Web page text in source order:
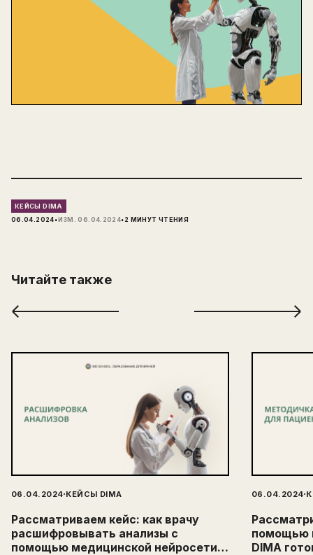
КЕЙСЫ DIMA
06.04.2024·ИЗМ.06.04.2024·2 МИНУТ ЧТЕНИЯ
Читайте также
06.04.2024·КЕЙСЫ DIMA
Рассматриваем кейс: как врачу
расшифровывать анализы с
помощью медицинской нейросети
06.04.2024·
помощью
DIMA